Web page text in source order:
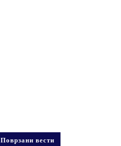
Поврзани вести